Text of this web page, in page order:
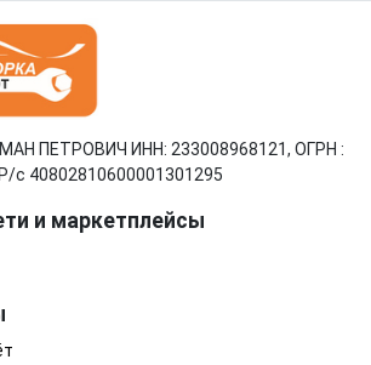
ПЕТРОВИЧ ИНН: 233008968121, ОГРН :
c 40802810600001301295
и маркетплейсы